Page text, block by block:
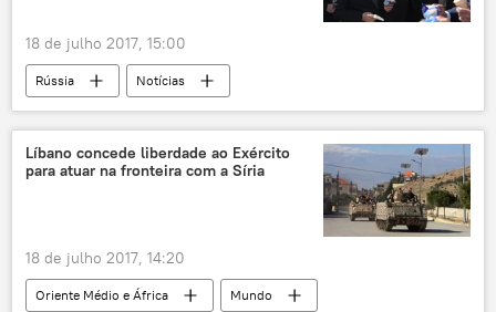
18 de julho 2017, 15:00
Rússia
Notícias
Salão aeroespacial MAKS 2017
Zhukovsky
Moscou
Vladimir Putin
Denis Manturov
Dmitry Peskov
Líbano concede liberdade ao Exército
para atuar na fronteira com a Síria
18 de julho 2017, 14:20
Oriente Médio e África
Mundo